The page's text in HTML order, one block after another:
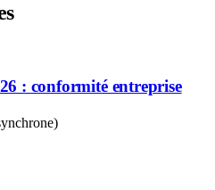
: conformité entreprise